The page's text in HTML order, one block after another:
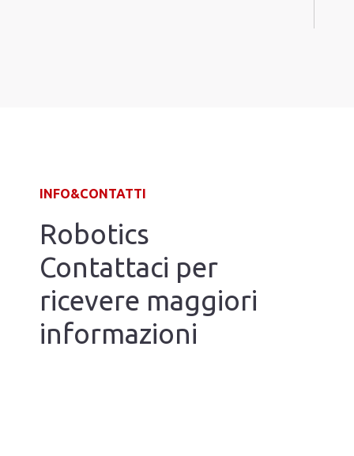
INFO&CONTATTI
Robotics
Contattaci per
ricevere maggiori
informazioni